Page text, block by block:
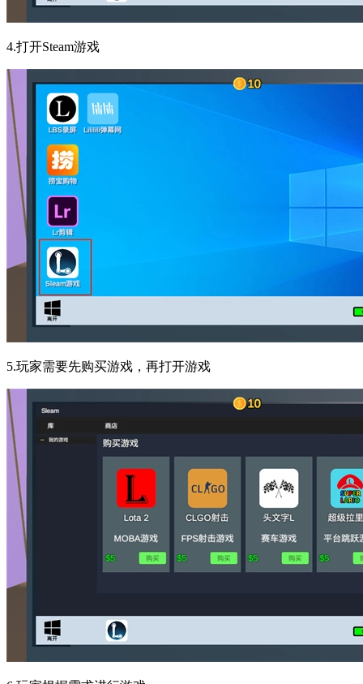
4.打开Steam游戏
5.玩家需要先购买游戏，再打开游戏